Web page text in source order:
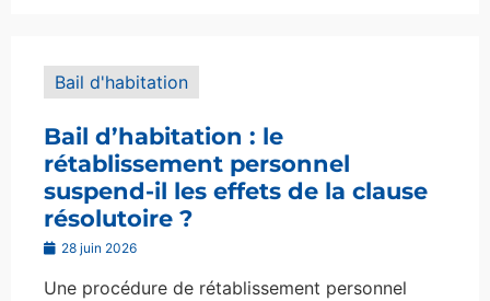
Bail d'habitation
Bail d’habitation : le
rétablissement personnel
suspend-il les effets de la clause
résolutoire ?
28 juin 2026
Une procédure de rétablissement personnel